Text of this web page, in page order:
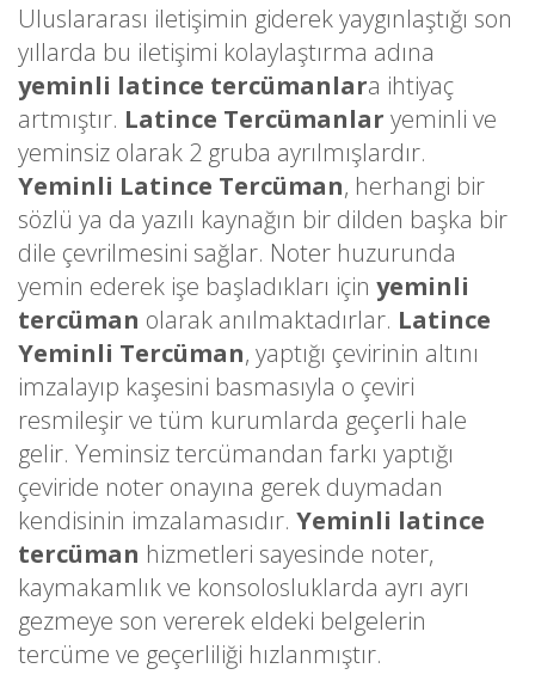
Uluslararası iletişimin giderek yaygınlaştığı son
yıllarda bu iletişimi kolaylaştırma adına
yeminli latince tercümanlara ihtiyaç
artmıştır. Latince Tercümanlar yeminli ve
yeminsiz olarak 2 gruba ayrılmışlardır.
Yeminli Latince Tercüman, herhangi bir
sözlü ya da yazılı kaynağın bir dilden başka bir
dile çevrilmesini sağlar. Noter huzurunda
yemin ederek işe başladıkları için yeminli
tercüman olarak anılmaktadırlar. Latince
Yeminli Tercüman, yaptığı çevirinin altını
imzalayıp kaşesini basmasıyla o çeviri
resmileşir ve tüm kurumlarda geçerli hale
gelir. Yeminsiz tercümandan farkı yaptığı
çeviride noter onayına gerek duymadan
kendisinin imzalamasıdır. Yeminli latince
tercüman hizmetleri sayesinde noter,
kaymakamlık ve konsolosluklarda ayrı ayrı
gezmeye son vererek eldeki belgelerin
tercüme ve geçerliliği hızlanmıştır.